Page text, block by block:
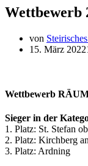
Wettbewerb
von
15. März 2022
Wettbewerb
Sieger in der
1. Platz: St. Stefan
2. Platz: Kirchberg
3. Platz: Ardning